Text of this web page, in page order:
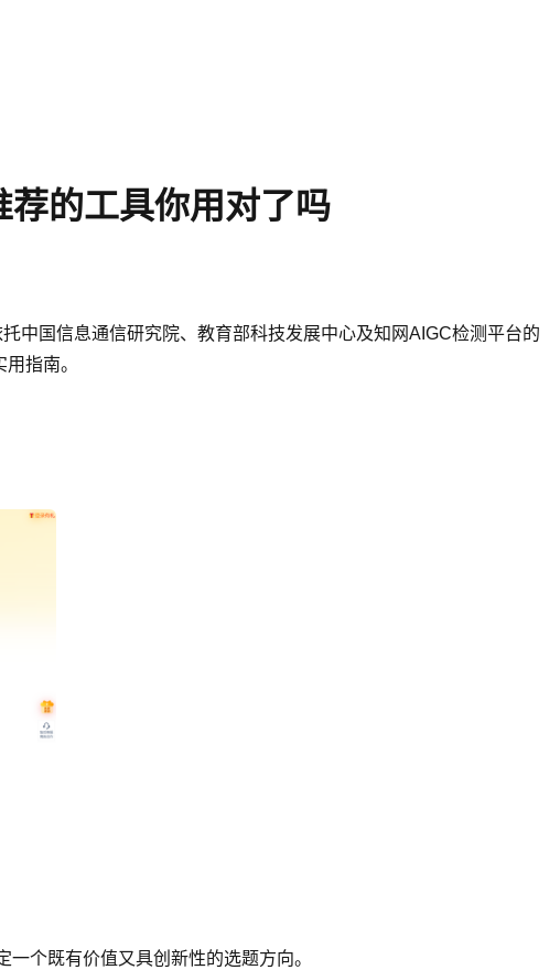
的工具你用对了吗
中国信息通信研究院、教育部科技发展中心及知网AIGC检测平台的
指南。
个既有价值又具创新性的选题方向。